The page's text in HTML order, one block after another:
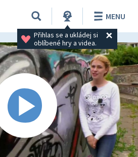
Přihlas se a ukládej si
oblíbené hry a videa.
MENU